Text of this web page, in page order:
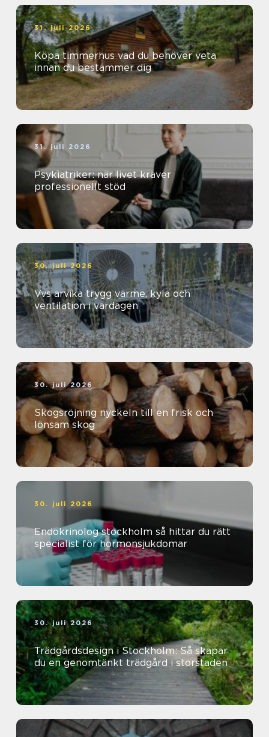
31. juli 2026
Köpa timmerhus vad du behöver veta
innan du bestämmer dig
31. juli 2026
Psykiatriker: när livet kräver
professionellt stöd
30. juli 2026
Vvs arvika trygg värme, kyla och
ventilation i vardagen
30. juli 2026
Skogsröjning nyckeln till en frisk och
lönsam skog
30. juli 2026
Endokrinolog stockholm så hittar du rätt
specialist för hormonsjukdomar
30. juli 2026
Trädgårdsdesign i Stockholm: Så skapar
du en genomtänkt trädgård i storstaden